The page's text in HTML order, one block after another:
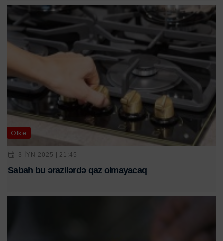
Ölkə
3 IYN 2025 | 21:45
Sabah bu ərazilərdə qaz olmayacaq